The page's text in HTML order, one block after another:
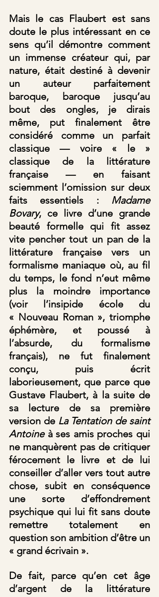
Mais le cas Flaubert est sans
doute le plus intéressant en ce
sens qu’il démontre comment
un immense créateur qui, par
nature, était destiné à devenir
un auteur parfaitement
baroque, baroque jusqu’au
bout des ongles, je dirais
même, put finalement être
considéré comme un parfait
classique — voire « le »
classique de la littérature
française — en faisant
sciemment l’omission sur deux
faits essentiels : Madame
Bovary, ce livre d’une grande
beauté formelle qui fit assez
vite pencher tout un pan de la
littérature française vers un
formalisme maniaque où, au fil
du temps, le fond n’eut même
plus la moindre importance
(voir l’insipide école du
« Nouveau Roman », triomphe
éphémère, et poussé à
l’absurde, du formalisme
français), ne fut finalement
conçu, puis écrit
laborieusement, que parce que
Gustave Flaubert, à la suite de
sa lecture de sa première
version de La Tentation de saint
Antoine à ses amis proches qui
ne manquèrent pas de critiquer
férocement le livre et de lui
conseiller d’aller vers tout autre
chose, subit en conséquence
une sorte d’effondrement
psychique qui lui fit sans doute
remettre totalement en
question son ambition d’être un
« grand écrivain ».
De fait, parce qu’en cet âge
d’argent de la littérature